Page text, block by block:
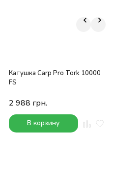
Катушка Carp Pro Tork 10000
FS
2 988 грн.
В корзину